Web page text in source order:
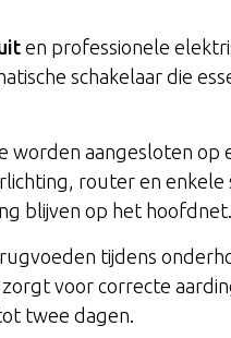
en professionele
schakelaar die
worden aangesloten op
router en enkele
blijven op het hoofdnet.
tijdens
voor correcte
twee dagen.